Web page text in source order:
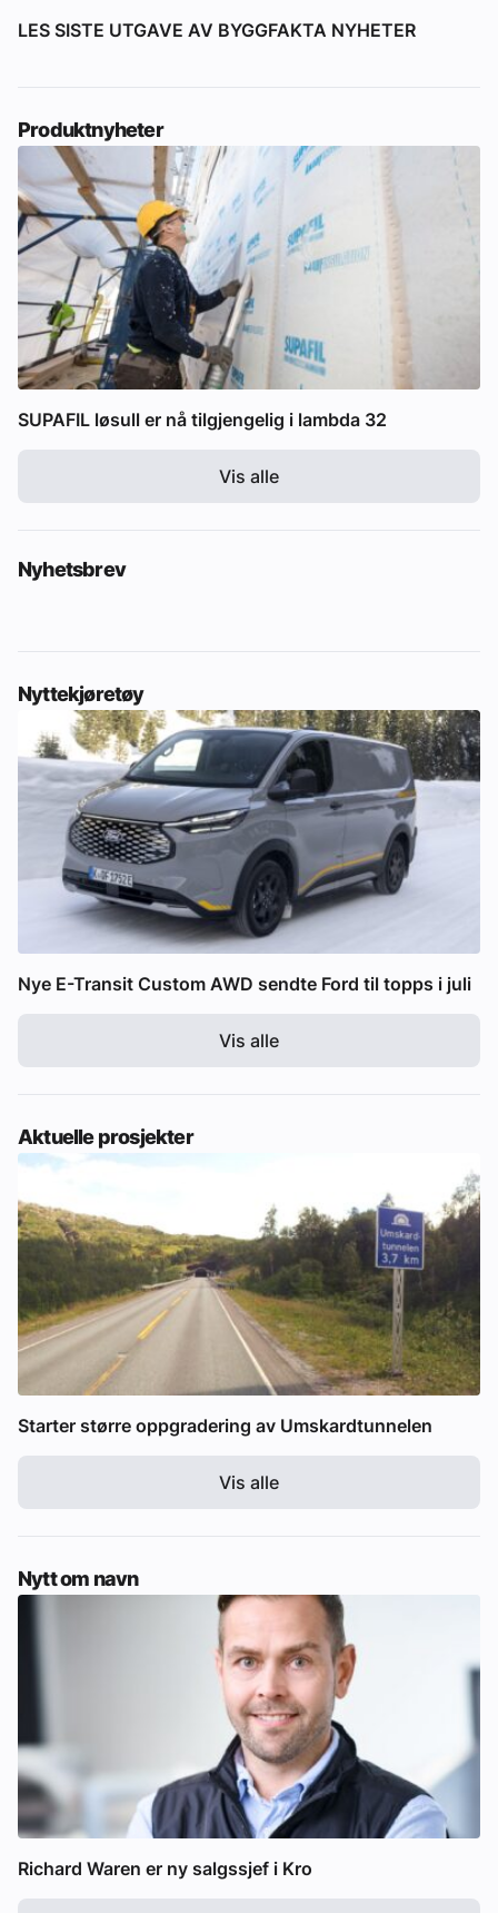
LES SISTE UTGAVE AV BYGGFAKTA NYHETER
Produktnyheter
SUPAFIL løsull er nå tilgjengelig i lambda 32
Vis alle
Nyhetsbrev
Nyttekjøretøy
Nye E-Transit Custom AWD sendte Ford til topps i juli
Vis alle
Aktuelle prosjekter
Starter større oppgradering av Umskardtunnelen
Vis alle
Nytt om navn
Richard Waren er ny salgssjef i Kro